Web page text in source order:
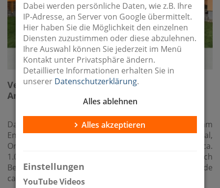
Verkauft:XXL Immobilie mit direktem
Anschluss an Berlin!
Das teilunterkellerte Zweifamilienhaus befindet sich am
Ende einer ruhigen Sackgasse in Nuthe-Urstromtal,
Ortsteil Jänickendorf, auf einem Grundstück mit ca.
1.000 m². Über die B 101 gelangen Sie in Kürze nach
Berlin. Ein Teilbereich (Wohnung 1) des Hauses wurde
ca. 1930 erbaut und im Jahr 2010 komplett saniert.
Dabei werden persönliche Daten, wie z.B. Ihre
IP-Adresse, an Server von Google übermittelt.
Hier haben Sie die Möglichkeit den einzelnen
Diensten zuzustimmen oder diese abzulehnen.
Ihre Auswahl können Sie jederzeit im Menü
Kontakt unter Privatsphäre ändern.
Detaillierte Informationen erhalten Sie in
unserer Datenschutzerklärung.
Alles ablehnen
Alles akzeptieren
Einstellungen
YouTube Videos